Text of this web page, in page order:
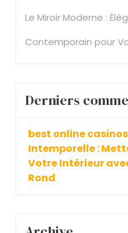
Le Miroir Moderne :
Contemporain pour
Derniers
best online casinos
Intemporelle :
Votre Intérieur
Rond